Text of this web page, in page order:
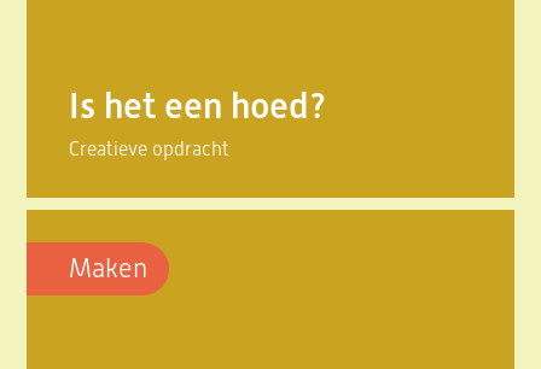
Is het een hoed?
Creatieve opdracht
Maken